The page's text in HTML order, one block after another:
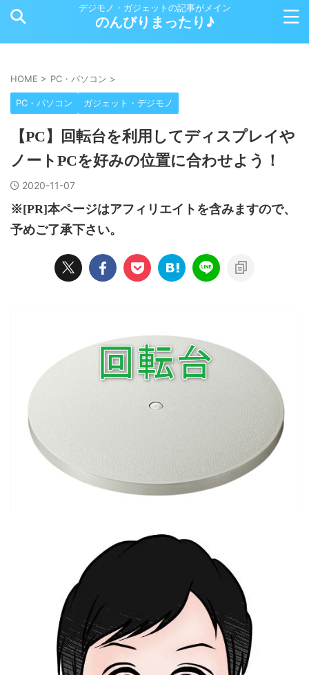
デジモノ・ガジェットの記事がメイン
のんびりまったり♪
HOME > PC・パソコン >
PC・パソコン ガジェット・デジモノ
【PC】回転台を利用してディスプレイや
ノートPCを好みの位置に合わせよう！
2020-11-07
※[PR]本ページはアフィリエイトを含みますので、
予めご了承下さい。